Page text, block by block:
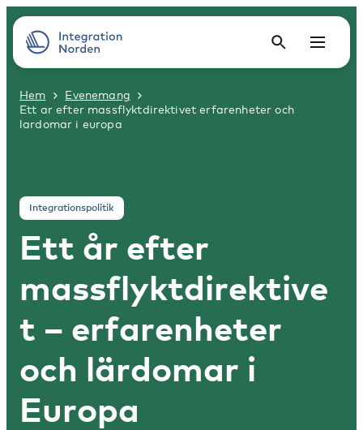
Hem
Evenemang
Ett ar efter massflyktdirektivet erfarenheter och
lardomar i europa
Integrationspolitik
Ett år efter
massflyktdirektive
t – erfarenheter
och lärdomar i
Europa